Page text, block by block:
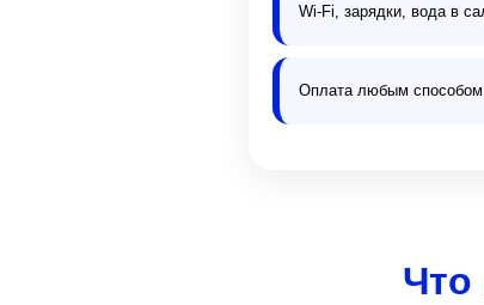
Wi-Fi, зарядки, вода в
Оплата любым
Что